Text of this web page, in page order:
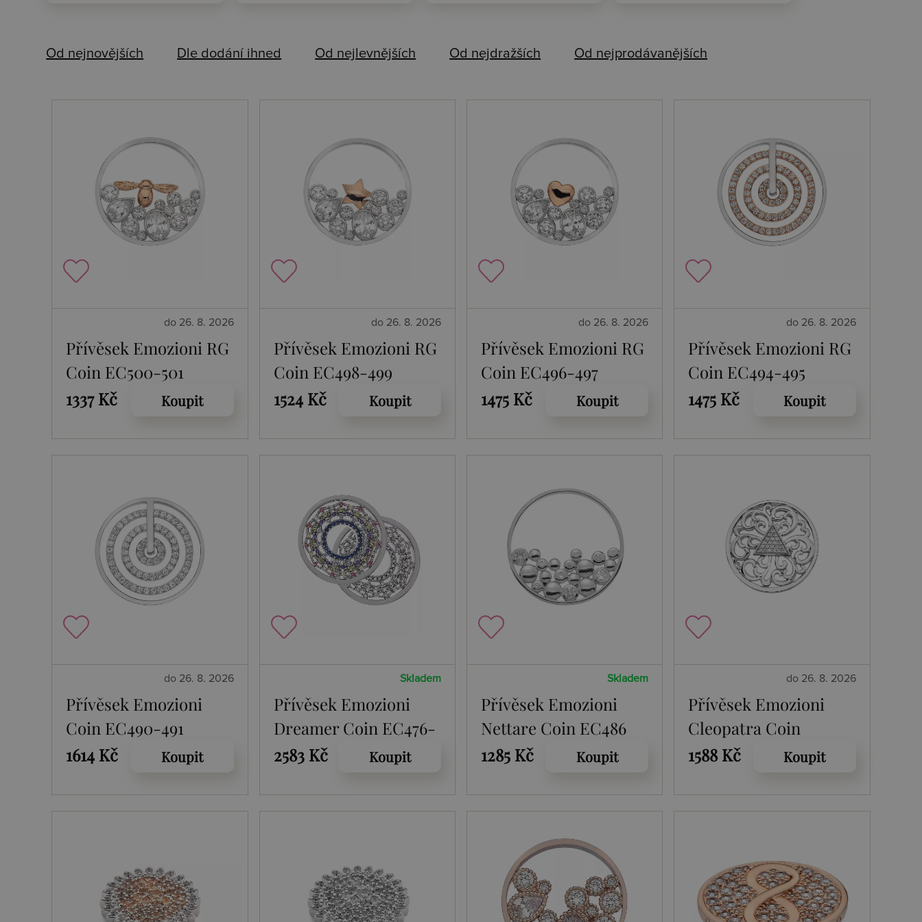
Od nejnovějších Dle dodání ihned Od nejlevnějších Od nejdražších Od nejprodávanějších
do 26. 8. 2026
Přívěsek Emozioni RG
Coin EC500-501
1337 Kč
Koupit
do 26. 8. 2026
Přívěsek Emozioni RG
Coin EC498-499
1524 Kč
Koupit
do 26. 8. 2026
Přívěsek Emozioni RG
Coin EC496-497
1475 Kč
Koupit
do 26. 8. 2026
Přívěsek Emozioni RG
Coin EC494-495
1475 Kč
Koupit
do 26. 8. 2026
Přívěsek Emozioni
Coin EC490-491
1614 Kč
Koupit
Skladem
Přívěsek Emozioni
Dreamer Coin EC476-
477
2583 Kč Koupit
Skladem
Přívěsek Emozioni
Nettare Coin EC486
1285 Kč
Koupit
do 26. 8. 2026
Přívěsek Emozioni
Cleopatra Coin
EC466-467
1588 Kč Koupit